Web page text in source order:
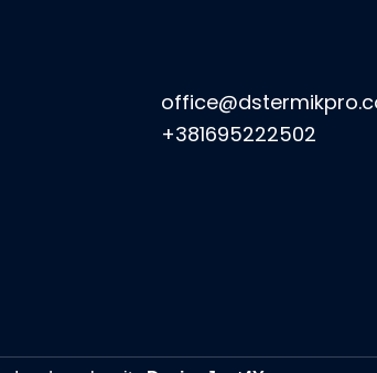
+381695222502